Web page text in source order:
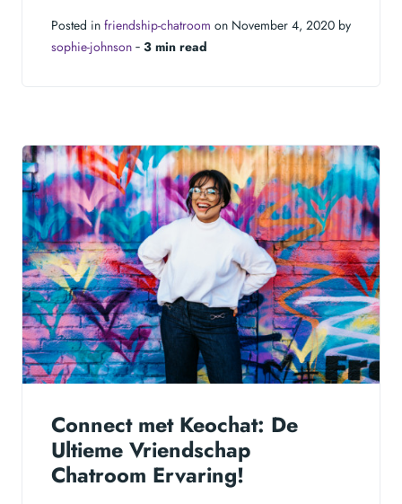
Posted in friendship-chatroom on November 4, 2020 by
sophie-johnson ‐ 3 min read
Connect met Keochat: De
Ultieme Vriendschap
Chatroom Ervaring!